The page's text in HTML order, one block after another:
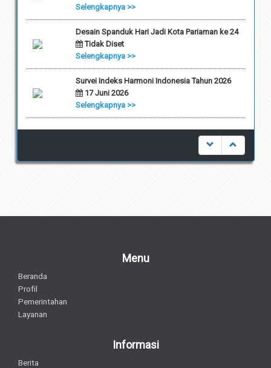
Selengkapnya >>
Desain Spanduk Hari Jadi Kota Pariaman ke 24
Tidak Diset
Selengkapnya >>
Survei Indeks Harmoni Indonesia Tahun 2026
17 Juni 2026
Selengkapnya >>
Menu
Beranda
Profil
Pemerintahan
Layanan
Informasi
Berita